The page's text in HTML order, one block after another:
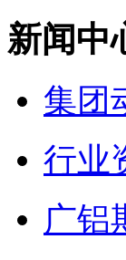
新闻中
集团
行业
广铝